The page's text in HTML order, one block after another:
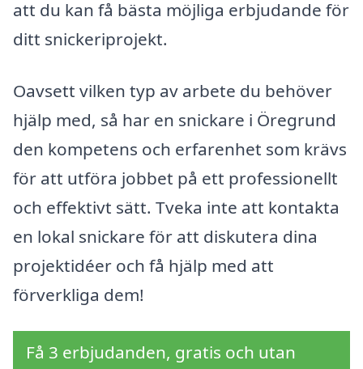
att du kan få bästa möjliga erbjudande för
ditt snickeriprojekt.
Oavsett vilken typ av arbete du behöver
hjälp med, så har en snickare i Öregrund
den kompetens och erfarenhet som krävs
för att utföra jobbet på ett professionellt
och effektivt sätt. Tveka inte att kontakta
en lokal snickare för att diskutera dina
projektidéer och få hjälp med att
förverkliga dem!
Få 3 erbjudanden, gratis och utan